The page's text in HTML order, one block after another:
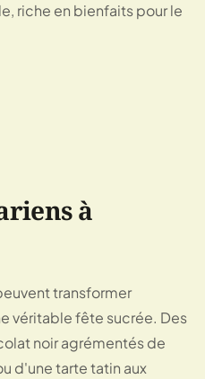
riche en bienfaits pour le
à
transformer
véritable fête sucrée. Des
noir agrémentés de
d'une tarte tatin aux